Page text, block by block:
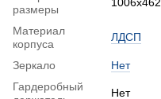
размеры
Материал
корпуса
ЛДСП
Зеркало
Нет
Гардеробный
Нет